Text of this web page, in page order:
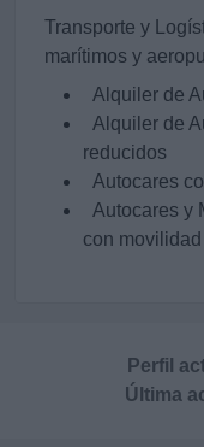
Transporte y
marítimos y
Alquiler de
Alquiler de
reducidos
Autocares
Autocares y
con
Perfil
Última